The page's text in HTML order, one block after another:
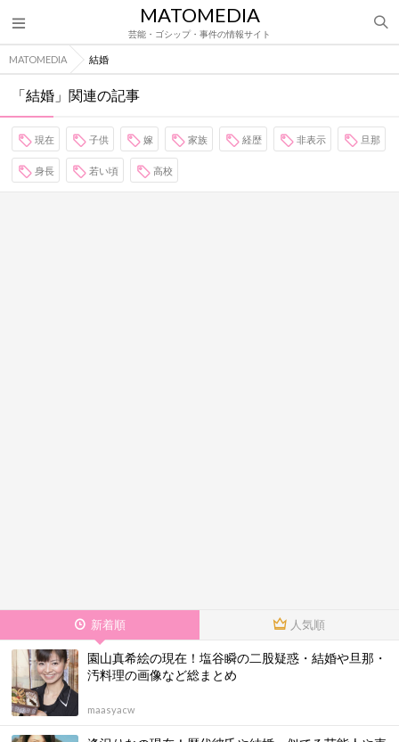
MATOMEDIA
芸能・ゴシップ・事件の情報サイト
MATOMEDIA 結婚
「結婚」関連の記事
現在 子供 嫁 家族 経歴 非表示 旦那
身長 若い頃 高校
新着順 人気順
園山真希絵の現在！塩谷瞬の二股疑惑・結婚や旦那・
汚料理の画像など総まとめ
maasyacw